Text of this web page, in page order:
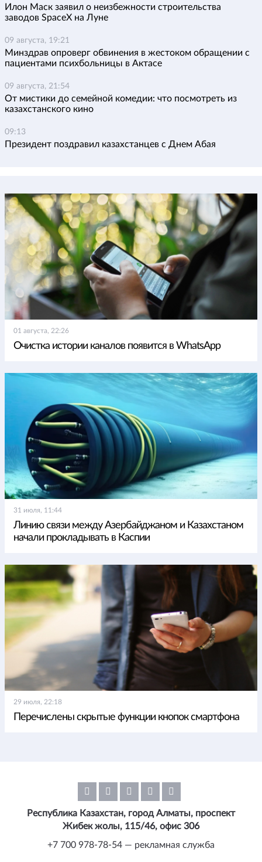
Илон Маск заявил о неизбежности строительства
заводов SpaceX на Луне
09 августа, 19:21
Минздрав опроверг обвинения в жестоком обращении с
пациентами психбольницы в Актасе
09 августа, 21:54
От мистики до семейной комедии: что посмотреть из
казахстанского кино
09:13
Президент поздравил казахстанцев с Днем Абая
01 августа, 22:26
Очистка истории каналов появится в WhatsApp
31 июля, 11:44
Линию связи между Азербайджаном и Казахстаном
начали прокладывать в Каспии
29 июля, 22:18
Перечислены скрытые функции кнопок смартфона
Республика Казахстан, город Алматы, проспект
Жибек жолы, 115/46, офис 306
+7 700 978-78-54 — рекламная служба